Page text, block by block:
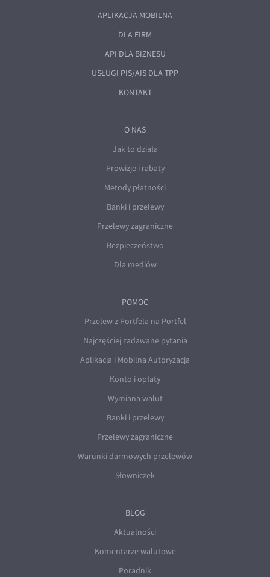
APLIKACJA MOBILNA
DLA FIRM
API DLA BIZNESU
USŁUGI PIS/AIS DLA TPP
KONTAKT
O NAS
Jak to działa
Prowizje i rabaty
Metody płatności
Banki i przelewy
Przelewy zagraniczne
Bezpieczeństwo
Dla mediów
POMOC
Przelew z Portfela na Portfel
Najczęściej zadawane pytania
Aplikacja i Mobilna Autoryzacja
Konto i opłaty
Wymiana walut
Banki i przelewy
Przelewy zagraniczne
Warunki darmowych przelewów
Słowniczek
BLOG
Aktualności
Komentarze walutowe
Poradnik